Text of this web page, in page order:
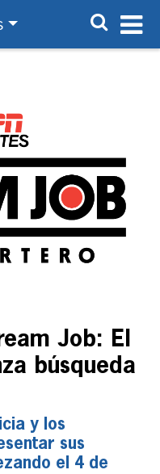
Job: El
búsqueda
y los
sus
el 4 de